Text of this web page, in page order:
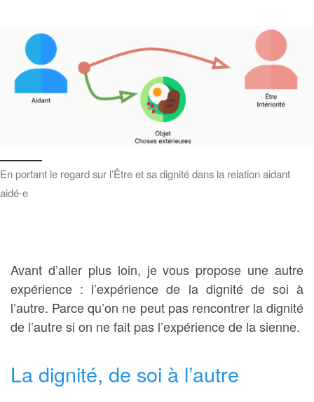
En portant le regard sur l’Être et sa dignité dans la relation aidant
aidé⋅e
Avant d’aller plus loin, je vous propose une autre
expérience : l’expérience de la dignité de soi à
l’autre. Parce qu’on ne peut pas rencontrer la dignité
de l’autre si on ne fait pas l’expérience de la sienne.
La dignité, de soi à l’autre